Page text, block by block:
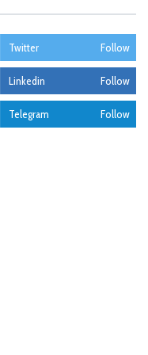
Twitter Follow
Linkedin Follow
Telegram Follow